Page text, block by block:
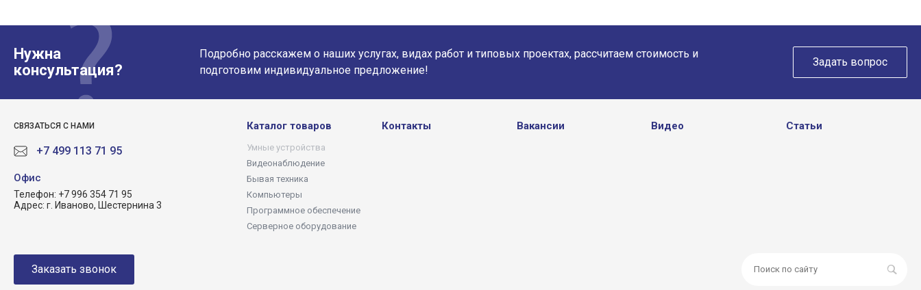
Нужна
консультация?
Подробно расскажем о наших услугах, видах работ и типовых проектах, рассчитаем стоимость и
подготовим индивидуальное предложение!
Задать вопрос
СВЯЗАТЬСЯ С НАМИ
+7 499 113 71 95
Офиc
Телефон: +7 996 354 71 95
Адрес: г. Иваново, Шестернина 3
Каталог товаров
Умные устройства
Видеонаблюдение
Бывая техника
Компьютеры
Программное обеспечение
Серверное оборудование
Контакты Вакансии Видео Статьи
Заказать звонок